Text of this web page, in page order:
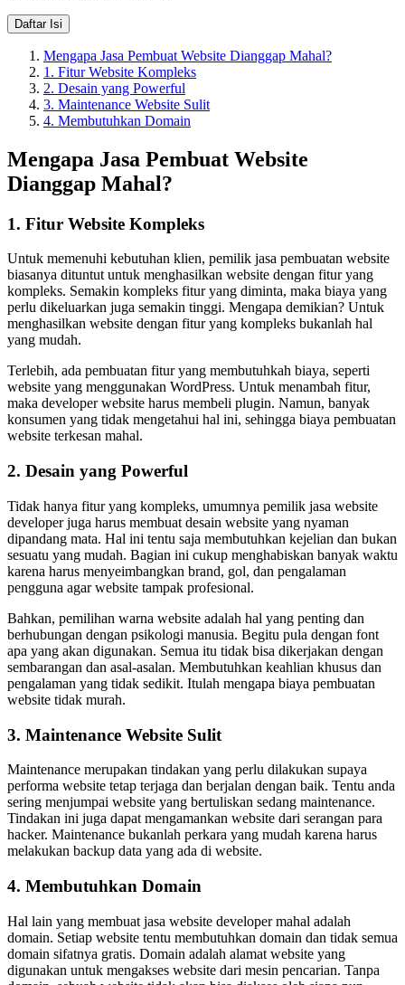
Daftar Isi
Mengapa Jasa Pembuat Website Dianggap Mahal?
1. Fitur Website Kompleks
2. Desain yang Powerful
3. Maintenance Website Sulit
4. Membutuhkan Domain
Mengapa Jasa Pembuat Website
Dianggap Mahal?
1. Fitur Website Kompleks
Untuk memenuhi kebutuhan klien, pemilik jasa pembuatan website
biasanya dituntut untuk menghasilkan website dengan fitur yang
kompleks. Semakin kompleks fitur yang diminta, maka biaya yang
perlu dikeluarkan juga semakin tinggi. Mengapa demikian? Untuk
menghasilkan website dengan fitur yang kompleks bukanlah hal
yang mudah.
Terlebih, ada pembuatan fitur yang membutuhkah biaya, seperti
website yang menggunakan WordPress. Untuk menambah fitur,
maka developer website harus membeli plugin. Namun, banyak
konsumen yang tidak mengetahui hal ini, sehingga biaya pembuatan
website terkesan mahal.
2. Desain yang Powerful
Tidak hanya fitur yang kompleks, umumnya pemilik jasa website
developer juga harus membuat desain website yang nyaman
dipandang mata. Hal ini tentu saja membutuhkan kejelian dan bukan
sesuatu yang mudah. Bagian ini cukup menghabiskan banyak waktu
karena harus menyeimbangkan brand, gol, dan pengalaman
pengguna agar website tampak profesional.
Bahkan, pemilihan warna website adalah hal yang penting dan
berhubungan dengan psikologi manusia. Begitu pula dengan font
apa yang akan digunakan. Semua itu tidak bisa dikerjakan dengan
sembarangan dan asal-asalan. Membutuhkan keahlian khusus dan
pengalaman yang tidak sedikit. Itulah mengapa biaya pembuatan
website tidak murah.
3. Maintenance Website Sulit
Maintenance merupakan tindakan yang perlu dilakukan supaya
performa website tetap terjaga dan berjalan dengan baik. Tentu anda
sering menjumpai website yang bertuliskan sedang maintenance.
Tindakan ini juga dapat mengamankan website dari serangan para
hacker. Maintenance bukanlah perkara yang mudah karena harus
melakukan backup data yang ada di website.
4. Membutuhkan Domain
Hal lain yang membuat jasa website developer mahal adalah
domain. Setiap website tentu membutuhkan domain dan tidak semua
domain sifatnya gratis. Domain adalah alamat website yang
digunakan untuk mengakses website dari mesin pencarian. Tanpa